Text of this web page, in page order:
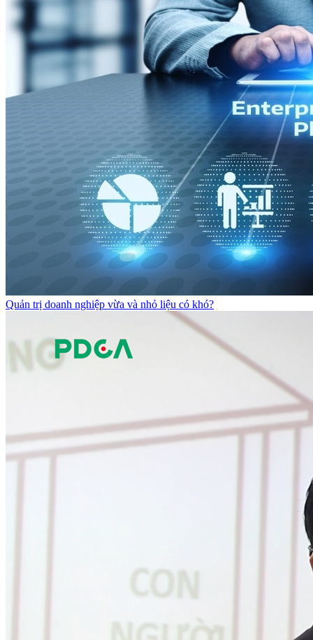
Quản trị doanh nghiệp vừa và nhỏ liệu có khó?